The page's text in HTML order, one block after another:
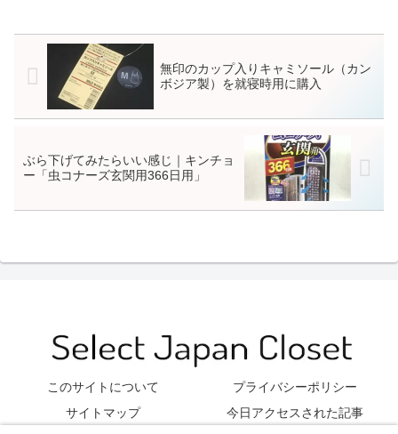
無印のカップ入りキャミソール（カン
ボジア製）を就寝時用に購入
ぶら下げてみたらいい感じ｜キンチョ
ー「虫コナーズ玄関用366日用」
このサイトについて
プライバシーポリシー
サイトマップ
今日アクセスされた記事